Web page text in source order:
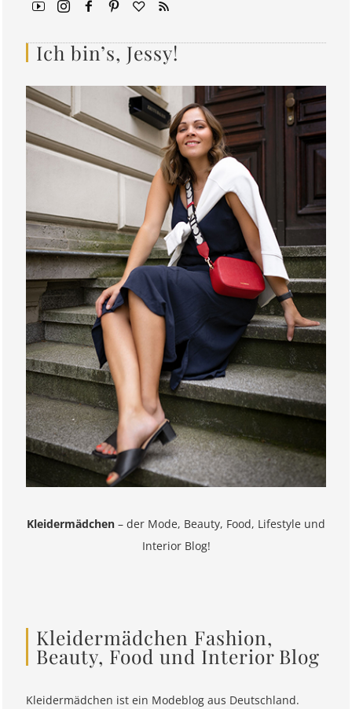
Ich bin’s, Jessy!
Kleidermädchen – der Mode, Beauty, Food, Lifestyle und
Interior Blog!
Kleidermädchen Fashion,
Beauty, Food und Interior Blog
Kleidermädchen ist ein Modeblog aus Deutschland.